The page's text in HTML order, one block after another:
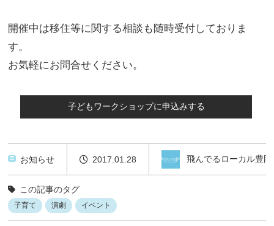
開催中は移住等に関する相談も随時受付しておりま
す。
お気軽にお問合せください。
お知らせ 2017.01.28 飛んでるローカル豊
この記事のタグ
子育て 演劇 イベント